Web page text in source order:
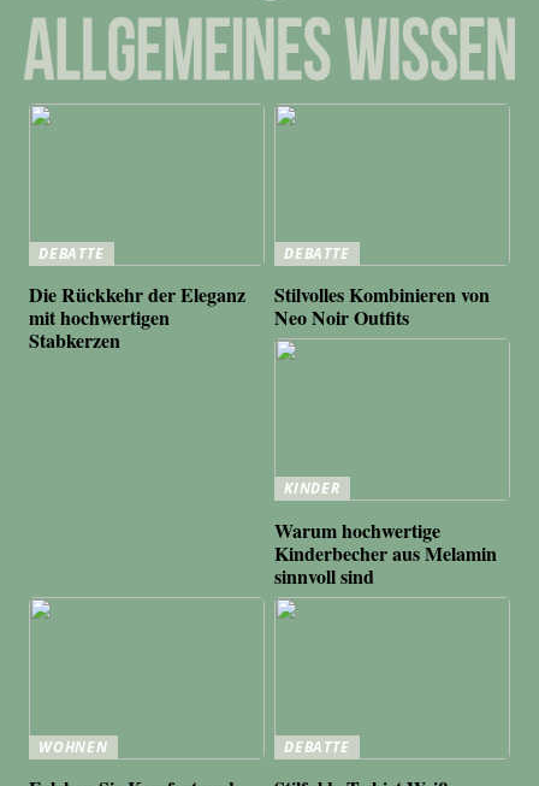
DEBATTE
Die Rückkehr der Eleganz
mit hochwertigen
Stabkerzen
DEBATTE
Stilvolles Kombinieren von
Neo Noir Outfits
KINDER
Warum hochwertige
Kinderbecher aus Melamin
sinnvoll sind
WOHNEN DEBATTE